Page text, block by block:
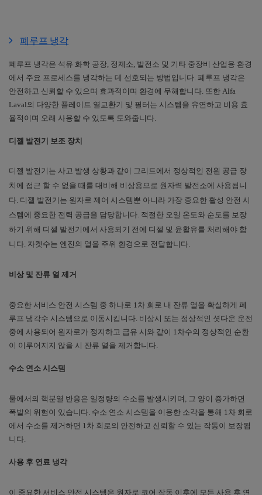
폐루프 냉각
폐루프 냉각은 석유 화학 공장, 정제소, 발전소 및 기타 중장비 산업용 환경
에서 주요 프로세스를 냉각하는 데 선호되는 방법입니다. 폐루프 냉각은
안전하고 신뢰할 수 있으며 효과적이며 환경에 무해합니다. 또한 Alfa
Laval의 다양한 플레이트 열교환기 및 필터는 시스템을 유연하고 비용 효
율적이며 오래 사용할 수 있도록 도와줍니다.
디젤 발전기 보조 장치
디젤 발전기는 사고 발생 상황과 같이 그리드에서 정상적인 전원 공급 장
치에 접근 할 수 없을 때를 대비해 비상용으로 원자력 발전소에 사용됩니
다. 디젤 발전기는 원자로 제어 시스템뿐 아니라 가장 중요한 활성 안전 시
스템에 중요한 전력 공급을 담당합니다. 적절한 오일 온도와 순도를 보장
하기 위해 디젤 발전기에서 사용되기 전에 디젤 및 윤활유를 처리해야 합
니다. 자켓수는 엔진의 열을 주위 환경으로 전달합니다.
비상 및 잔류 열 제거
중요한 서비스 안전 시스템 중 하나로 1차 회로 내 잔류 열을 확실하게 폐
루프 냉각수 시스템으로 이동시킵니다. 비상시 또는 정상적인 셧다운 운전
중에 사용되어 원자로가 정지하고 급유 시와 같이 1차수의 정상적인 순환
이 이루어지지 않을 시 잔류 열을 제거합니다.
수소 연소 시스템
물에서의 핵분열 반응은 일정량의 수소를 발생시키며 , 그 양이 증가하면
폭발의 위험이 있습니다. 수소 연소 시스템을 이용한 소각을 통해 1차 회로
에서 수소를 제거하면 1차 회로의 안전하고 신뢰할 수 있는 작동이 보장됩
니다.
사용 후 연료 냉각
이 중요한 서비스 안전 시스템은 원자로 코어 작동 이후에 모든 사용 후 연